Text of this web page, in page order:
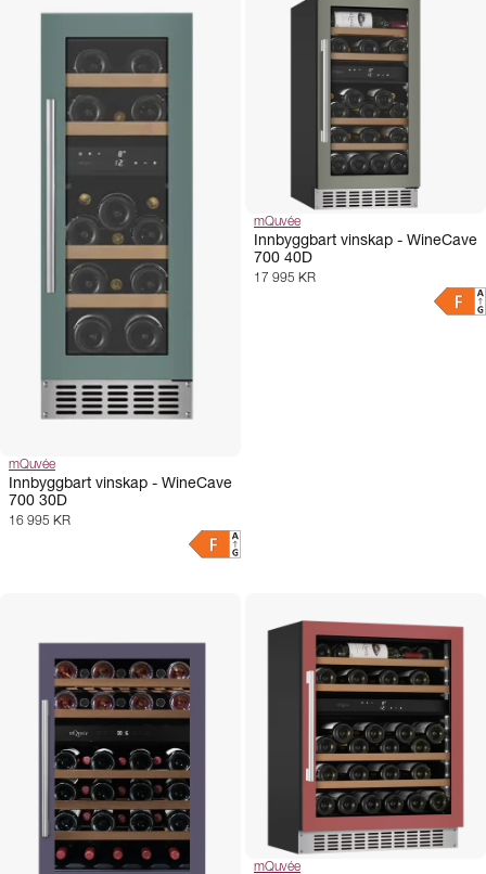
mQuvée
Innbyggbart vinskap - WineCave
700 30D
16 995 KR
mQuvée
Innbyggbart vinskap - WineCave
700 40D
17 995 KR
mQuvée